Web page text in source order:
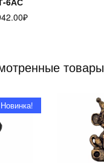
₽
товары
Новинка!